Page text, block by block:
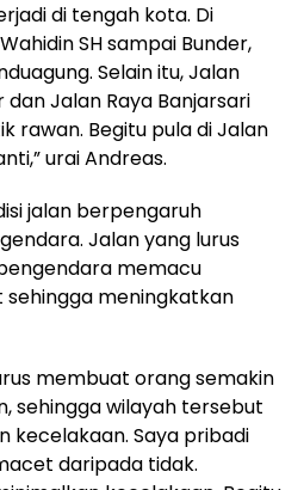
di tengah kota. Di
SH sampai Bunder,
Selain itu, Jalan
dan Jalan Raya Banjarsari
rawan. Begitu pula di Jalan
urai Andreas.
jalan berpengaruh
Jalan yang lurus
memacu
meningkatkan
membuat orang semakin
sehingga wilayah tersebut
kecelakaan. Saya pribadi
daripada tidak.